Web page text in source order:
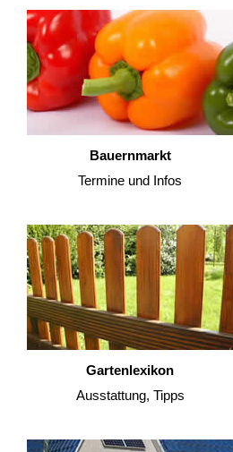
Bauernmarkt
Termine und Infos
Gartenlexikon
Ausstattung, Tipps